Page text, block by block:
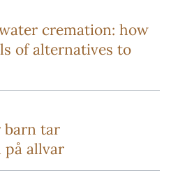
cremation: how
of alternatives to
barn tar
på allvar